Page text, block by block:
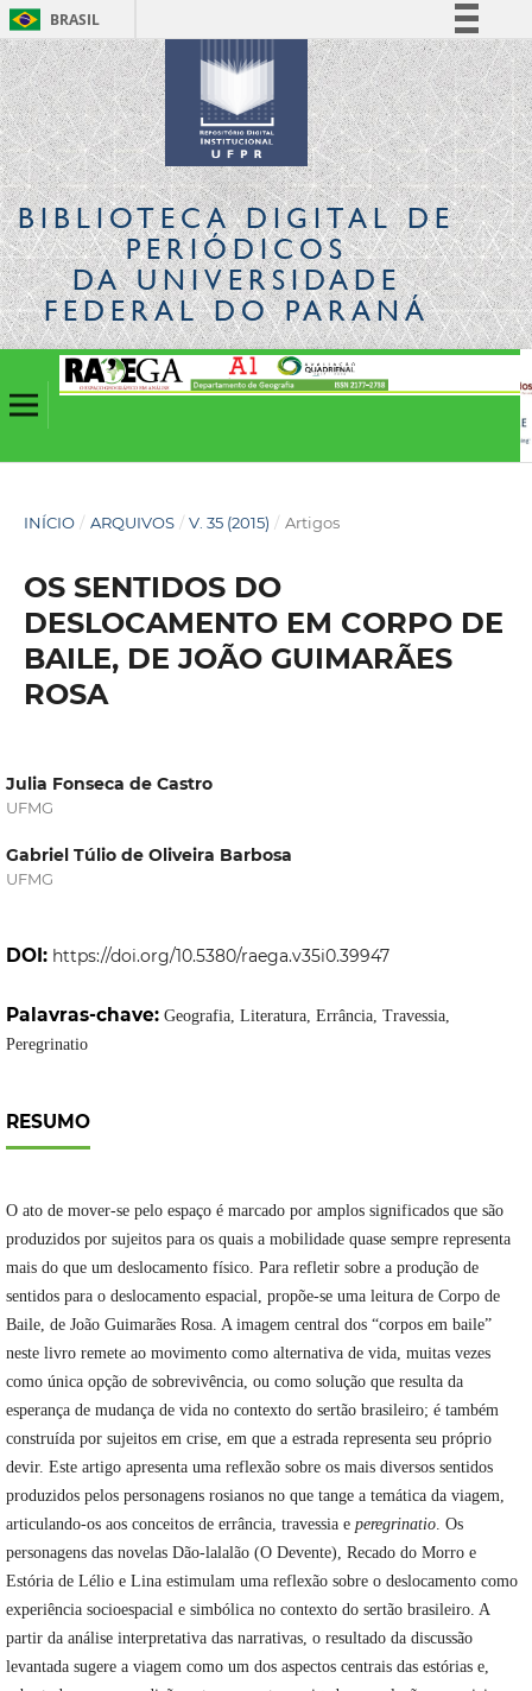
BRASIL
Simplifique!
Comunica BR
Participe
Acesso à informação
Legislação
Canais
BIBLIOTECA DIGITALDE
PERIÓDICOS
DA UNIVERSIDADE
FEDERAL DO PARANÁ
INÍCIO / ARQUIVOS / V. 35 (2015) / Artigos
OS SENTIDOS DO
DESLOCAMENTO EM CORPO DE
BAILE, DE JOÃO GUIMARÃES
ROSA
Julia Fonseca de Castro
UFMG
Gabriel Túlio de Oliveira Barbosa
UFMG
DOI: https://doi.org/10.5380/raega.v35i0.39947
Palavras-chave: Geografia, Literatura, Errância, Travessia,
Peregrinatio
RESUMO
O ato de mover-se pelo espaço é marcado por amplos significados que são
produzidos por sujeitos para os quais a mobilidade quase sempre representa
mais do que um deslocamento físico. Para refletir sobre a produção de
sentidos para o deslocamento espacial, propõe-se uma leitura de Corpo de
Baile, de João Guimarães Rosa. A imagem central dos “corpos em baile”
neste livro remete ao movimento como alternativa de vida, muitas vezes
como única opção de sobrevivência, ou como solução que resulta da
esperança de mudança de vida no contexto do sertão brasileiro; é também
construída por sujeitos em crise, em que a estrada representa seu próprio
devir. Este artigo apresenta uma reflexão sobre os mais diversos sentidos
produzidos pelos personagens rosianos no que tange a temática da viagem,
articulando-os aos conceitos de errância, travessia e peregrinatio. Os
personagens das novelas Dão-lalalão (O Devente), Recado do Morro e
Estória de Lélio e Lina estimulam uma reflexão sobre o deslocamento como
experiência socioespacial e simbólica no contexto do sertão brasileiro. A
partir da análise interpretativa das narrativas, o resultado da discussão
levantada sugere a viagem como um dos aspectos centrais das estórias e,